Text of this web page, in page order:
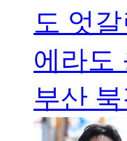
도 엇
에라도
부산